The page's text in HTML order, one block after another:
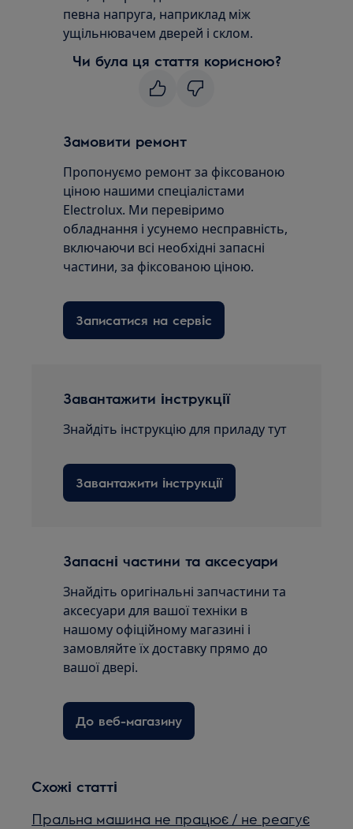
певна напруга, наприклад між
ущільнювачем дверей і склом.
Чи була ця стаття корисною?
Замовити ремонт
Пропонуємо ремонт за фіксованою
ціною нашими спеціалістами
Electrolux. Ми перевіримо
обладнання і усунемо несправність,
включаючи всі необхідні запасні
частини, за фіксованою ціною.
Записатися на сервіс
Завантажити інструкції
Знайдіть інструкцію для приладу тут
Завантажити інструкції
Запасні частини та аксесуари
Знайдіть оригінальні запчастини та
аксесуари для вашої техніки в
нашому офіційному магазині і
замовляйте їх доставку прямо до
вашої двері.
До веб-магазину
Схожі статті
Пральна машина не працює / не реагує